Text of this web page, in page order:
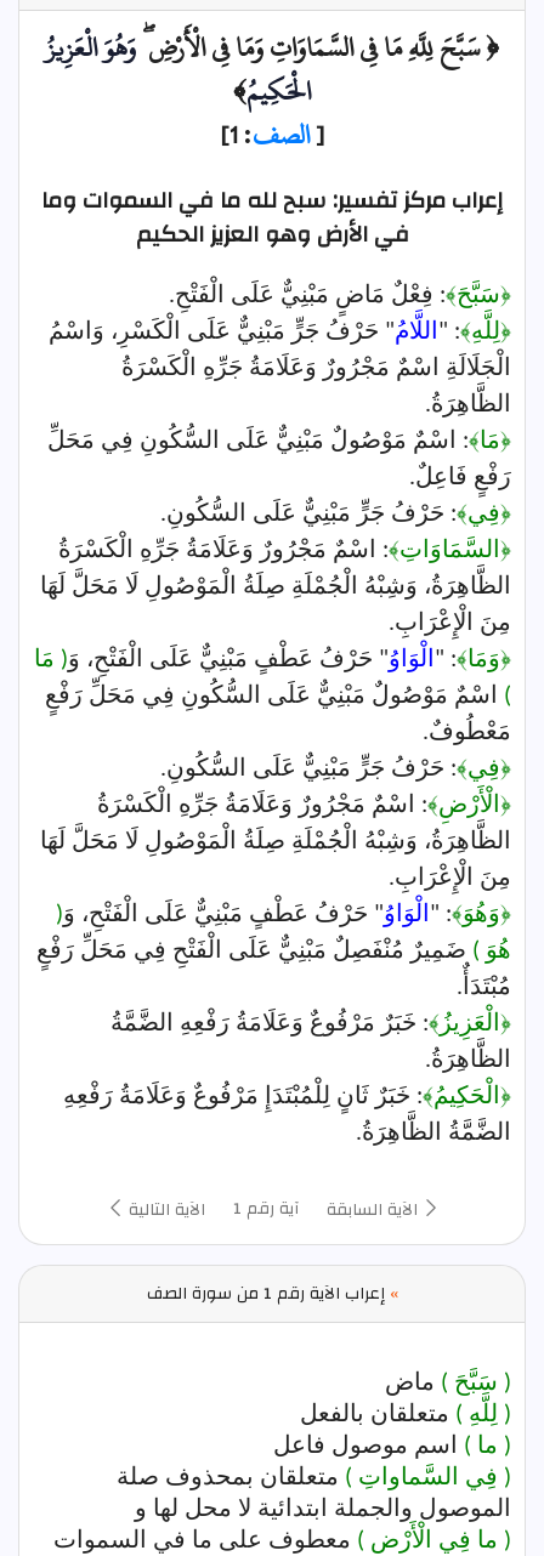
﴿ سَبَّحَ لِلَّهِ مَا فِي السَّمَاوَاتِ وَمَا فِي الْأَرْضِ ۖوَهُوَ الْعَزِيزُ
الْحَكِيمُ﴾
[الصف: 1]
إعراب مركز تفسير: سبح لله ما في السموات وما
في الأرض وهو العزيز الحكيم
﴿سَبَّحَ﴾: فِعْلٌ مَاضٍ مَبْنِيٌّ عَلَى الْفَتْحِ.
﴿لِلَّهِ﴾: " اللَّامُ" حَرْفُ جَرٍّ مَبْنِيٌّ عَلَى الْكَسْرِ، وَاسْمُ
الْجَلَالَةِ اسْمٌ مَجْرُورٌ وَعَلَامَةُ جَرِّهِ الْكَسْرَةُ
الظَّاهِرَةُ.
﴿مَا﴾: اسْمٌ مَوْصُولٌ مَبْنِيٌّ عَلَى السُّكُونِ فِي مَحَلِّ
رَفْعٍ فَاعِلٌ.
﴿فِي﴾: حَرْفُ جَرٍّ مَبْنِيٌّ عَلَى السُّكُونِ.
﴿السَّمَاوَاتِ﴾: اسْمٌ مَجْرُورٌ وَعَلَامَةُ جَرِّهِ الْكَسْرَةُ
الظَّاهِرَةُ، وَشِبْهُ الْجُمْلَةِ صِلَةُ الْمَوْصُولِ لَا مَحَلَّ لَهَا
مِنَ الْإِعْرَابِ.
﴿وَمَا﴾: " الْوَاوُ" حَرْفُ عَطْفٍ مَبْنِيٌّ عَلَى الْفَتْحِ، وَ( مَا
) اسْمٌ مَوْصُولٌ مَبْنِيٌّ عَلَى السُّكُونِ فِي مَحَلِّ رَفْعٍ
مَعْطُوفٌ.
﴿فِي﴾: حَرْفُ جَرٍّ مَبْنِيٌّ عَلَى السُّكُونِ.
﴿الْأَرْضِ﴾: اسْمٌ مَجْرُورٌ وَعَلَامَةُ جَرِّهِ الْكَسْرَةُ
الظَّاهِرَةُ، وَشِبْهُ الْجُمْلَةِ صِلَةُ الْمَوْصُولِ لَا مَحَلَّ لَهَا
مِنَ الْإِعْرَابِ.
﴿وَهُوَ﴾: " الْوَاوُ" حَرْفُ عَطْفٍ مَبْنِيٌّ عَلَى الْفَتْحِ، وَ(
هُوَ ) ضَمِيرٌ مُنْفَصِلٌ مَبْنِيٌّ عَلَى الْفَتْحِ فِي مَحَلِّ رَفْعٍ
مُبْتَدَأٌ.
﴿الْعَزِيزُ﴾: خَبَرٌ مَرْفُوعٌ وَعَلَامَةُ رَفْعِهِ الضَّمَّةُ
الظَّاهِرَةُ.
﴿الْحَكِيمُ﴾: خَبَرٌ ثَانٍ لِلْمُبْتَدَإِ مَرْفُوعٌ وَعَلَامَةُ رَفْعِهِ
الضَّمَّةُ الظَّاهِرَةُ.
الآية السابقة آية رقم 1 الآية التالية
» إعراب الآية رقم 1 من سورة الصف
( سَبَّحَ ) ماض
( لِلَّهِ ) متعلقان بالفعل
( ما ) اسم موصول فاعل
( فِي السَّماواتِ ) متعلقان بمحذوف صلة
الموصول والجملة ابتدائية لا محل لها و
( ما فِي الْأَرْضِ ) معطوف على ما في السموات